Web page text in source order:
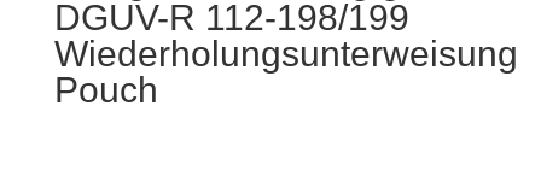
DGUV-R 112-198/199
Wiederholungsunterweisung
Pouch